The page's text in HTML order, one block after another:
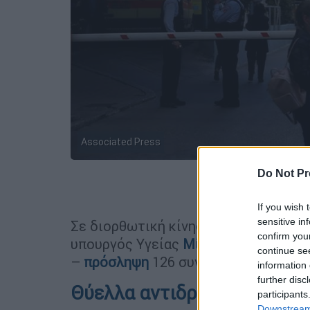
Do Not
If you wish
sensitive
confirm
continue
information
further
Associated Press
Σε διορθωτική κίνηση της
υπουργός Yγείας Μίνα Γκάγκαμετά
– πρόσληψη 126 συντονιστών
Θύελλα αντιδράσεων